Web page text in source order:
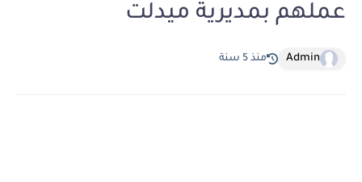
عملهم بمديرية ميدلت
Admin منذ 5 سنة